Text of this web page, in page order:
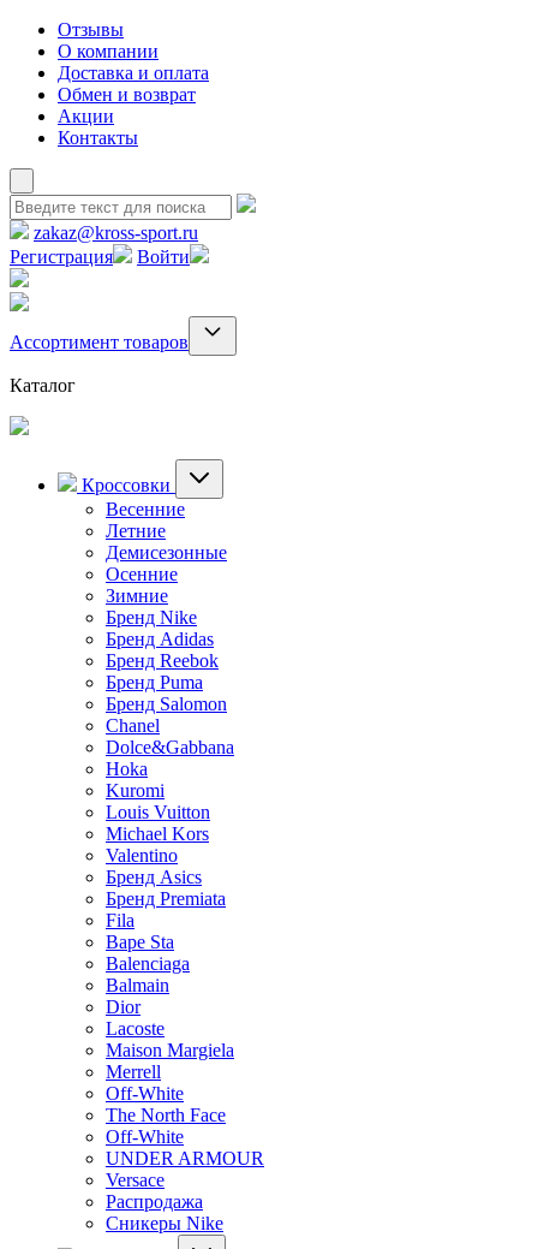
Отзывы
О компании
Доставка и оплата
Обмен и возврат
Акции
Контакты
zakaz@kross-sport.ru
Регистрация
Войти
Ассортимент товаров
Каталог
Кроссовки
Весенние
Летние
Демисезонные
Осенние
Зимние
Бренд Nike
Бренд Adidas
Бренд Reebok
Бренд Puma
Бренд Salomon
Chanel
Dolce&Gabbana
Hoka
Kuromi
Louis Vuitton
Michael Kors
Valentino
Бренд Asics
Бренд Premiata
Fila
Bape Sta
Balenciaga
Balmain
Dior
Lacoste
Maison Margiela
Merrell
Off-White
The North Face
Off-White
UNDER ARMOUR
Versace
Распродажа
Сникеры Nike